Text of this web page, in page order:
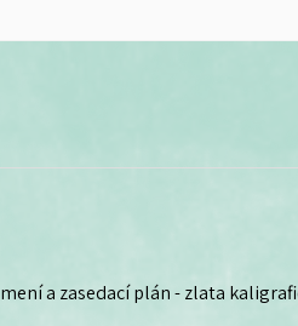
a zasedací plán - zlata